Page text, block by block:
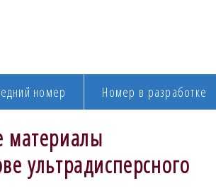
номер Номер в разработке
материалы
ультрадисперсного